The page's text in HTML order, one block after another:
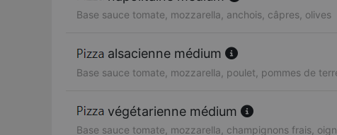
Base sauce tomate, mozzarella, anchois, câpres, olives
alsacienne médium
Base sauce tomate, mozzarella, poulet, pommes de
végétarienne médium
Base sauce tomate, mozzarella, champignons frais,